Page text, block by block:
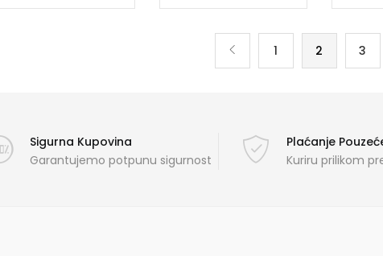
1 2 3
Sigurna Kupovina
Garantujemo potpunu sigurnost
Plaćanje
Kuriru prilikom